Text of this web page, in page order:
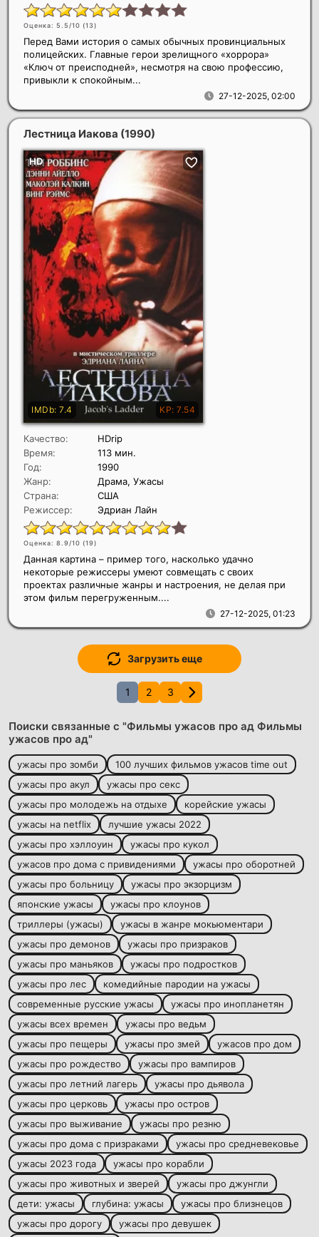
Оценка: 5.5/10 (13)
27-12-2025, 02:00
Перед Вами история о самых обычных провинциальных
полицейских. Главные герои зрелищного «хоррора»
«Ключ от преисподней», несмотря на свою профессию,
привыкли к спокойным...
Лестница Иакова (1990)
Качество:
HDrip
Время:
113 мин.
Год:
1990
Жанр:
Драма, Ужасы
Страна:
США
Режиссер:
Эдриан Лайн
Оценка: 8.9/10 (19)
27-12-2025, 01:23
Данная картина – пример того, насколько удачно
некоторые режиссеры умеют совмещать с своих
проектах различные жанры и настроения, не делая при
этом фильм перегруженным....
Загрузить еще
1 2 3
Поиски связанные с "Фильмы ужасов про ад Фильмы
ужасов про ад"
ужасы про зомби
100 лучших фильмов ужасов time out
ужасы про акул
ужасы про секс
ужасы про молодежь на отдыхе
корейские ужасы
ужасы на netflix
лучшие ужасы 2022
ужасы про хэллоуин
ужасы про кукол
ужасов про дома с привидениями
ужасы про оборотней
ужасы про больницу
ужасы про экзорцизм
японские ужасы
ужасы про клоунов
триллеры (ужасы)
ужасы в жанре мокьюментари
ужасы про демонов
ужасы про призраков
ужасы про маньяков
ужасы про подростков
ужасы про лес
комедийные пародии на ужасы
современные русские ужасы
ужасы про инопланетян
ужасы всех времен
ужасы про ведьм
ужасы про пещеры
ужасы про змей
ужасов про дом
ужасы про рождество
ужасы про вампиров
ужасы про летний лагерь
ужасы про дьявола
ужасы про церковь
ужасы про остров
ужасы про выживание
ужасы про резню
ужасы про дома с призраками
ужасы про средневековье
ужасы 2023 года
ужасы про корабли
ужасы про животных и зверей
ужасы про джунгли
дети: ужасы
глубина: ужасы
ужасы про близнецов
ужасы про дорогу
ужасы про девушек